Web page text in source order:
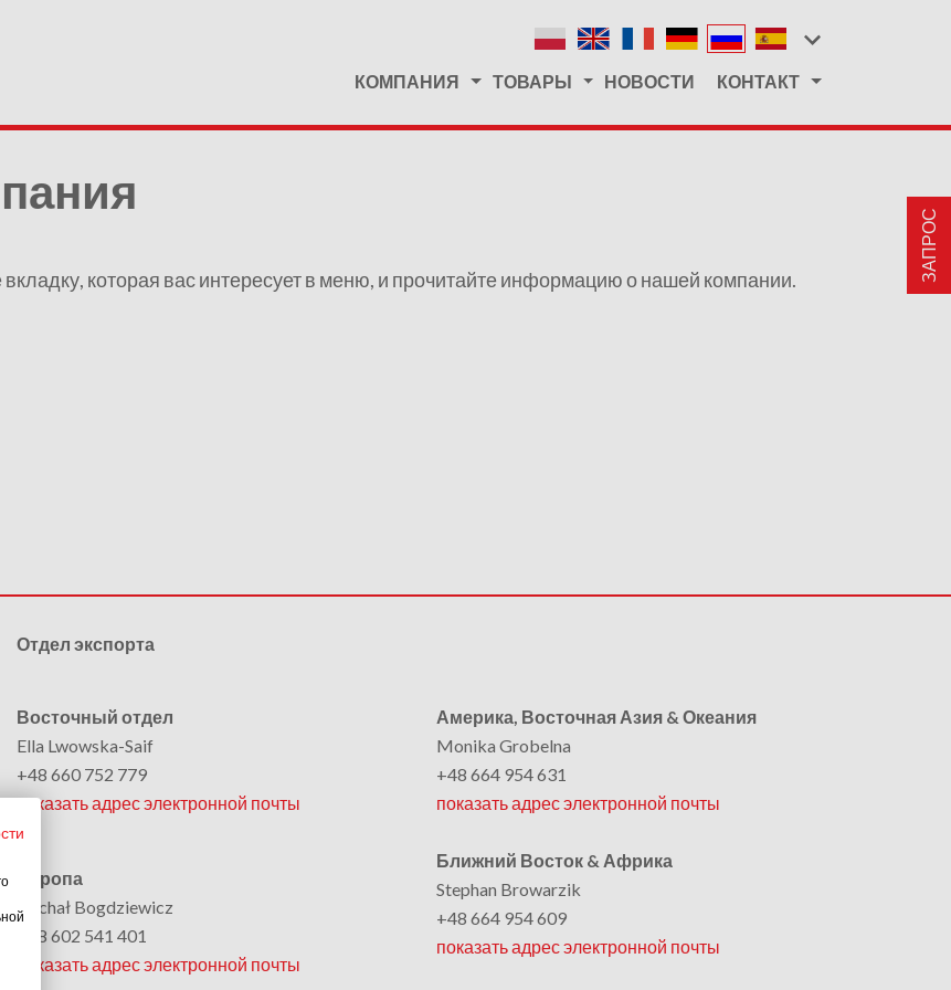
КОМПАНИЯ ТОВАРЫ НОВОСТИ КОНТАКТ
которая вас интересует в меню, и прочитайте информацию о нашей компании.
Отдел экспорта
Восточный отдел
Ella Lwowska-Saif
+48 660 752 779
показать адрес электронной почты
Европа
Michał Bogdziewicz
+48 602 541 401
показать адрес электронной почты
Америка, Восточная Азия & Океания
Monika Grobelna
+48 664 954 631
показать адрес электронной почты
Ближний Восток & Африка
Stephan Browarzik
+48 664 954 609
показать адрес электронной почты
ЗАПРОС